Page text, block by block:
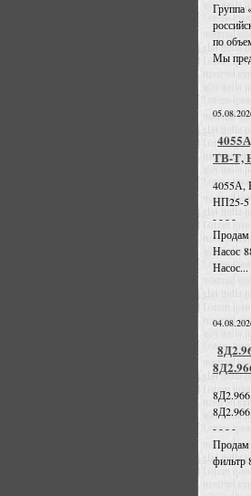
Группа
по
Мы
ТВ-Т,
4055А,
НП25-5
- - - -
Продам
Насос
Насос...
- - - -
Продам
фильтр